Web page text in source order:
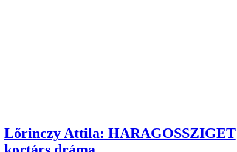
Lőrinczy Attila: HARAGOSSZIGET